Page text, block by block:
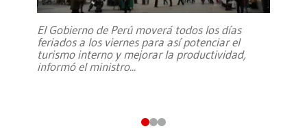
El Gobierno de Perú moverá todos los días
feriados a los viernes para así potenciar el
turismo interno y mejorar la productividad,
informó el ministro...